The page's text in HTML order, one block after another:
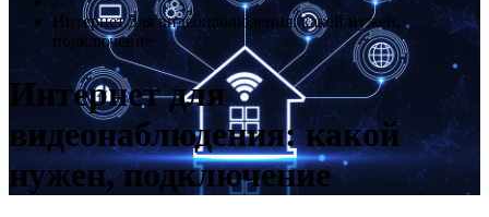
Интернет для видеонаблюдения: какой нужен,
подключение
Интернет для
видеонаблюдения: какой
нужен, подключение